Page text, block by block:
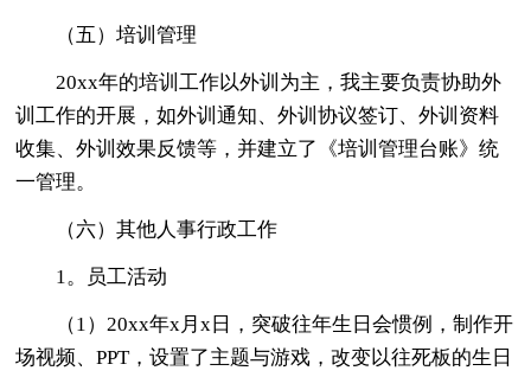
（五）培训管理
20xx年的培训工作以外训为主，我主要负责协助外
训工作的开展，如外训通知、外训协议签订、外训资料
收集、外训效果反馈等，并建立了《培训管理台账》统
一管理。
（六）其他人事行政工作
1。员工活动
（1）20xx年x月x日，突破往年生日会惯例，制作开
场视频、PPT，设置了主题与游戏，改变以往死板的生日